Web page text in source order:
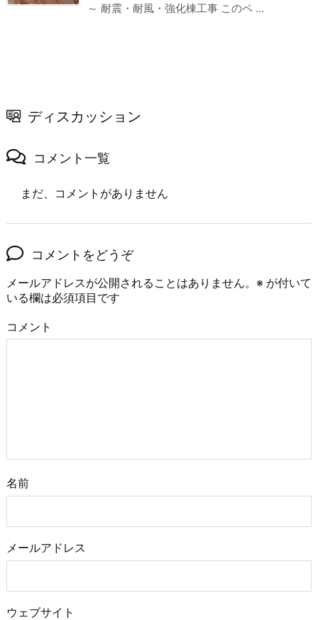
～ 耐震・耐風・強化棟工事 このペ ...
ディスカッション
コメント一覧
まだ、コメントがありません
コメントをどうぞ
メールアドレスが公開されることはありません。 ※ が付いて
いる欄は必須項目です
コメント
名前
メールアドレス
ウェブサイト